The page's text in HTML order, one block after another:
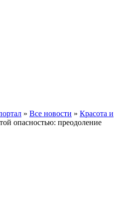
» Все новости » Красота и
опасностью: преодоление